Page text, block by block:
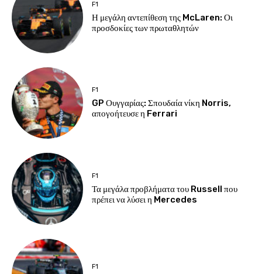
F1
Η μεγάλη αντεπίθεση της McLaren: Οι
προσδοκίες των πρωταθλητών
F1
GP Ουγγαρίας: Σπουδαία νίκη Norris,
απογοήτευσε η Ferrari
F1
Τα μεγάλα προβλήματα του Russell που
πρέπει να λύσει η Mercedes
F1